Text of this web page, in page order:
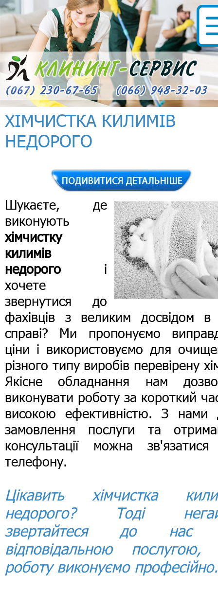
ХІМЧИСТКА КИЛИМІВ
НЕДОРОГО
Шукаєте, де
виконують
хімчистку
килимів
недорого і
хочете
звернутися до
фахівців з великим досвідом в
справі? Ми пропонуємо
ціни і використовуємо для
різного типу виробів перевірену
Якісне обладнання нам
виконувати роботу за короткий
високою ефективністю. З нами
замовлення послуги та
консультації можна
телефону.
Цікавить хімчистка
недорого? Тоді
звертайтеся до нас
відповідальною
роботу виконуємо професійно.